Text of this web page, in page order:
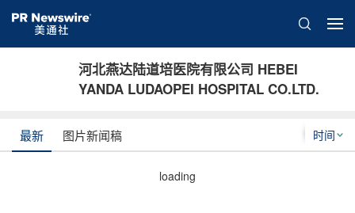
河北燕达陆道培医院有限公司 HEBEI
YANDA LUDAOPEI HOSPITAL CO.LTD.
时间
最新 图片新闻稿
loading